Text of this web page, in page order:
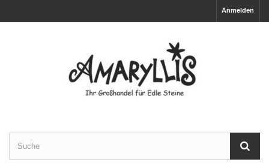
Anmelden